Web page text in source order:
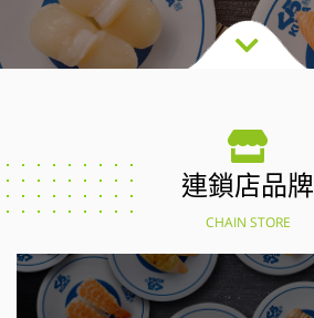
連鎖店品牌
CHAIN STORE